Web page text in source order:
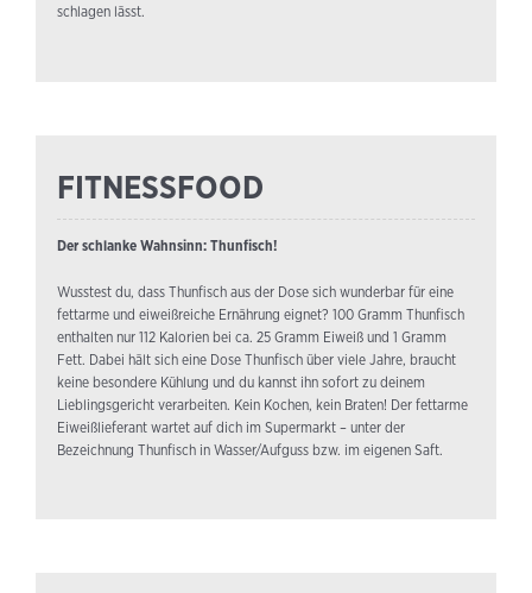
schlagen lässt.
FITNESSFOOD
Der schlanke Wahnsinn: Thunfisch!
Wusstest du, dass Thunfisch aus der Dose sich wunderbar für eine
fettarme und eiweißreiche Ernährung eignet? 100 Gramm Thunfisch
enthalten nur 112 Kalorien bei ca. 25 Gramm Eiweiß und 1 Gramm
Fett. Dabei hält sich eine Dose Thunfisch über viele Jahre, braucht
keine besondere Kühlung und du kannst ihn sofort zu deinem
Lieblingsgericht verarbeiten. Kein Kochen, kein Braten! Der fettarme
Eiweißlieferant wartet auf dich im Supermarkt – unter der
Bezeichnung Thunfisch in Wasser/Aufguss bzw. im eigenen Saft.